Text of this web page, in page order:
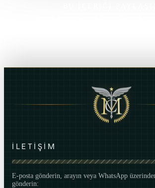
İLETİŞİM
E-posta gönderin, arayın veya WhatsApp
gönderin: